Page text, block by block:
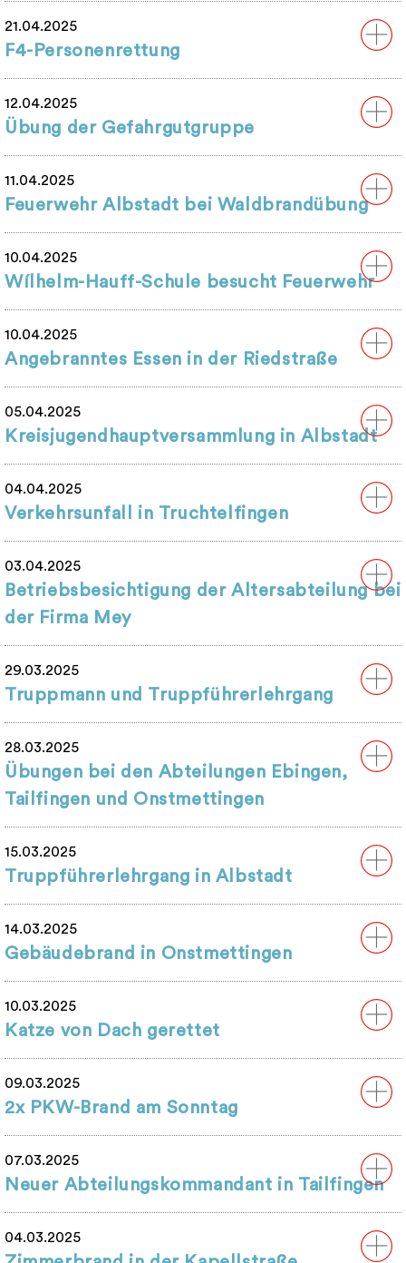
21.04.2025
F4-Personenrettung
12.04.2025
Übung der Gefahrgutgruppe
11.04.2025
Feuerwehr Albstadt bei Waldbrandübung
10.04.2025
Wílhelm-Hauff-Schule besucht Feuerwehr
10.04.2025
Angebranntes Essen in der Riedstraße
05.04.2025
Kreisjugendhauptversammlung in Albstadt
04.04.2025
Verkehrsunfall in Truchtelfingen
03.04.2025
Betriebsbesichtigung der Altersabteilung bei
der Firma Mey
29.03.2025
Truppmann und Truppführerlehrgang
28.03.2025
Übungen bei den Abteilungen Ebingen,
Tailfingen und Onstmettingen
15.03.2025
Truppführerlehrgang in Albstadt
14.03.2025
Gebäudebrand in Onstmettingen
10.03.2025
Katze von Dach gerettet
09.03.2025
2x PKW-Brand am Sonntag
07.03.2025
Neuer Abteilungskommandant in Tailfingen
04.03.2025